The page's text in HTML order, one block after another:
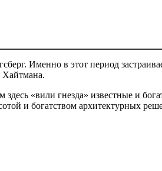
Именно в этот период
Хайтмана.
здесь «вили гнезда» известные и
и богатством архитектурных